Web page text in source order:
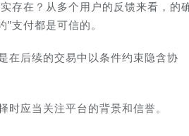
存在？从多个用户的反馈来看，的
支付都是可信的。
在后续的交易中以条件约束隐含协
时应当关注平台的背景和信誉。